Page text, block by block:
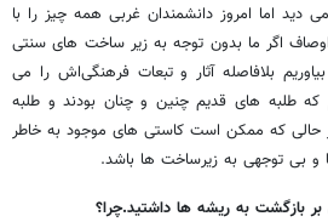
اما امروز دانشمندان غربی همه چیز را با
اگر ما بدون توجه به زیر ساخت های سنتی
بلافاصله آثار و تبعات فرهنگی‌اش را می
که طلبه های قدیم چنین و چنان بودند و طلبه
که ممکن است کاستی های موجود به خاطر
بی توجهی به زیرساخت ها باشد.
بازگشت به ریشه ها داشتید.چرا؟